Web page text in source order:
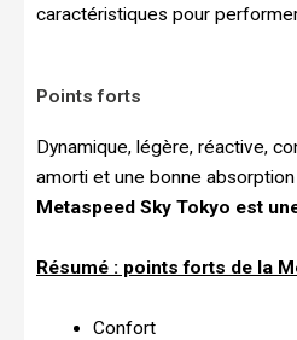
caractéristiques pour
Points forts
Dynamique, légère, réactive,
amorti et une bonne
Metaspeed Sky Tokyo est
Résumé : points forts de la
Confort